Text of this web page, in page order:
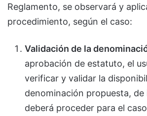
Reglamento, se observará y
procedimiento, según el caso:
Validación de la
aprobación de estatuto, el
verificar y validar la
denominación propuesta, de
deberá proceder para el